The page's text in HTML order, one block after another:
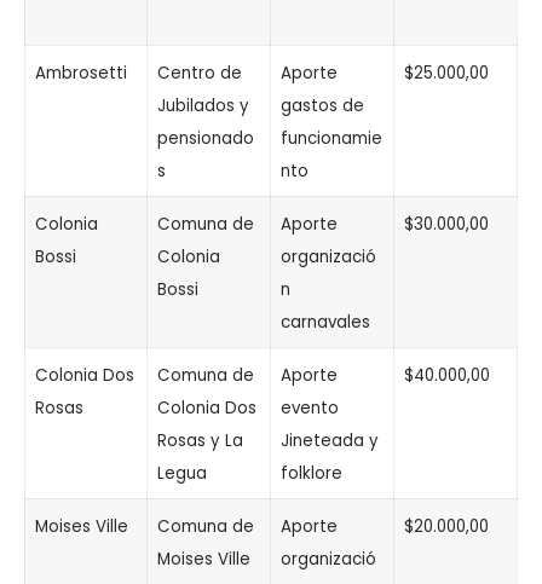
Ambrosetti
Centro de
Jubilados y
pensionado
s
Aporte
gastos de
funcionamie
nto
$25.000,00
Colonia
Bossi
Comuna de
Colonia
Bossi
Aporte
organizació
n
carnavales
$30.000,00
Colonia Dos
Rosas
Comuna de
Colonia Dos
Rosas y La
Legua
Aporte
evento
Jineteada y
folklore
$40.000,00
Moises Ville
Comuna de
Moises Ville
Aporte
organizació
$20.000,00